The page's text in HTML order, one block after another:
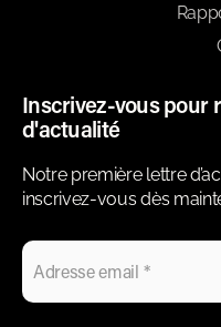
Inscrivez-vous pour
d'actualité
Notre première lettre
inscrivez-vous dès